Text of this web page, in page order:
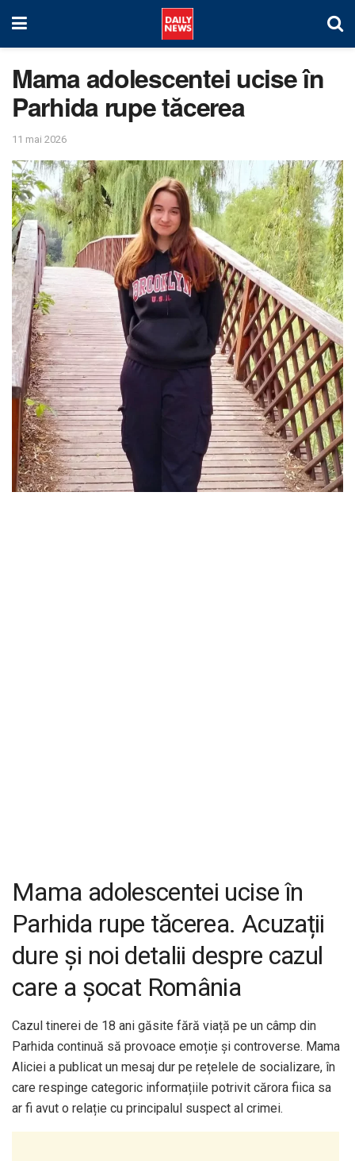
Mama adolescentei ucise în
Parhida rupe tăcerea
11 mai 2026
Mama adolescentei ucise în
Parhida rupe tăcerea. Acuzații
dure și noi detalii despre cazul
care a șocat România
Cazul tinerei de 18 ani găsite fără viață pe un câmp din
Parhida continuă să provoace emoție și controverse. Mama
Aliciei a publicat un mesaj dur pe rețelele de socializare, în
care respinge categoric informațiile potrivit cărora fiica sa
ar fi avut o relație cu principalul suspect al crimei.